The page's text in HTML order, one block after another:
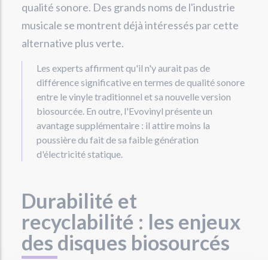
qualité sonore. Des grands noms de l'industrie
musicale se montrent déjà intéressés par cette
alternative plus verte.
Les experts affirment qu'il n'y aurait pas de
différence significative en termes de qualité sonore
entre le vinyle traditionnel et sa nouvelle version
biosourcée. En outre, l'Evovinyl présente un
avantage supplémentaire : il attire moins la
poussière du fait de sa faible génération
d'électricité statique.
Durabilité et
recyclabilité : les enjeux
des disques biosourcés